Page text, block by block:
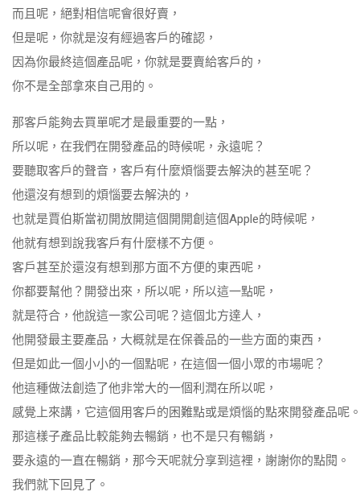
而且呢，絕對相信呢會很好賣，
但是呢，你就是沒有經過客戶的確認，
因為你最終這個產品呢，你就是要賣給客戶的，
你不是全部拿來自己用的。
那客戶能夠去買單呢才是最重要的一點，
所以呢，在我們在開發產品的時候呢，永遠呢？
要聽取客戶的聲音，客戶有什麼煩惱要去解決的甚至呢？
他還沒有想到的煩惱要去解決的，
也就是賈伯斯當初開放開這個開開創這個Apple的時候呢，
他就有想到說我客戶有什麼樣不方便。
客戶甚至於還沒有想到那方面不方便的東西呢，
你都要幫他？開發出來，所以呢，所以這一點呢，
就是符合，他說這一家公司呢？這個北方達人，
他開發最主要產品，大概就是在保養品的一些方面的東西，
但是如此一個小小的一個點呢，在這個一個小眾的市場呢？
他這種做法創造了他非常大的一個利潤在所以呢，
感覺上來講，它這個用客戶的困難點或是煩惱的點來開發產品呢
那這樣子產品比較能夠去暢銷，也不是只有暢銷，
要永遠的一直在暢銷，那今天呢就分享到這裡，謝謝你的點閱。
我們就下回見了。